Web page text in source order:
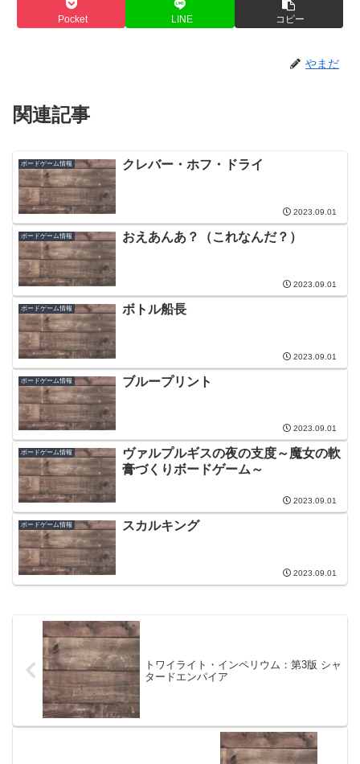
Pocket LINE コピー
やまだ
関連記事
ボードゲーム情報 クレバー・ホフ・ドライ
2023.09.01
ボードゲーム情報 おえあんあ？（これなんだ？）
2023.09.01
ボードゲーム情報 ボトル船長
2023.09.01
ボードゲーム情報 ブループリント
2023.09.01
ボードゲーム情報
ヴァルプルギスの夜の支度～魔女の軟
膏づくりボードゲーム～
2023.09.01
ボードゲーム情報 スカルキング
2023.09.01
トワイライト・インペリウム：第3版 シャ
タードエンパイア